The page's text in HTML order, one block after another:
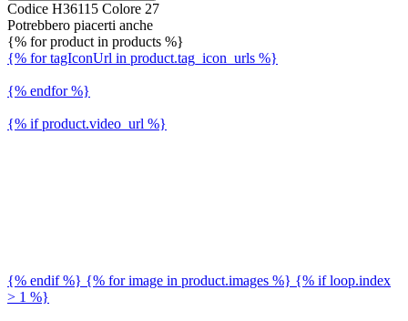
Codice H36115 Colore 27
Potrebbero piacerti anche
{% for product in products %}
{% for tagIconUrl in product.tag_icon_urls %}
{% endfor %}
{% if product.video_url %}
{% endif %} {% for image in product.images %} {% if loop.index
> 1 %}